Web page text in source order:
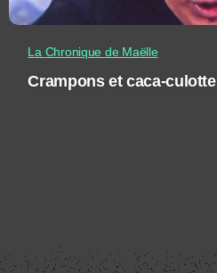
La Chronique de Maëlle
Crampons et caca-culotte